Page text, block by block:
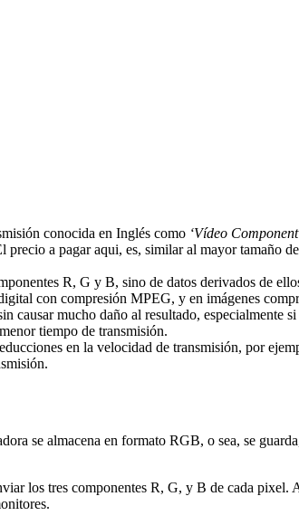
conocida en Inglés como ‘Vídeo
a pagar aqui, es, similar al mayor tamaño
R, G y B, sino de datos derivados de
con compresión MPEG, y en imágenes
causar mucho daño al resultado,
tiempo de transmisión.
en la velocidad de transmisión, por
se almacena en formato RGB, o sea, se
los tres componentes R, G, y B de cada